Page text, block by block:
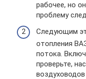
рабочее, но
проблему
Следующим
отопления
потока.
проверьте,